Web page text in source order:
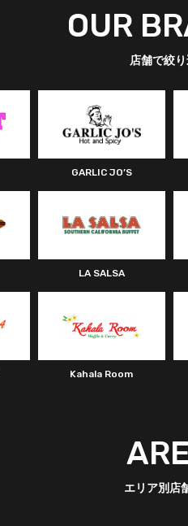
OUR
店舗で絞
GARLIC JO’S
LA SALSA
Kahala Room
エリア別店